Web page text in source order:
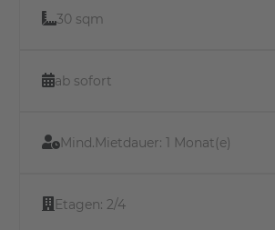
30 sqm
ab sofort
Mind.Mietdauer: 1 Monat(e)
Etagen: 2/4